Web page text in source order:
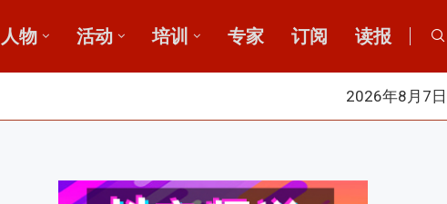
人物 活动 培训 专家 订阅 读报
2026年8月7日